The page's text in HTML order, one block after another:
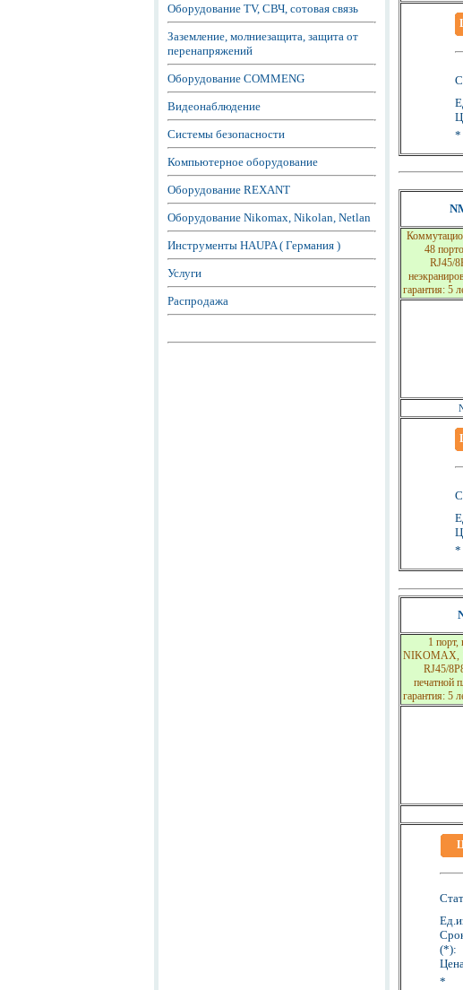
Оборудование TV, СВЧ, сотовая связь
Заземление, молниезащита, защита от
перенапряжений
Оборудование COMMENG
Видеонаблюдение
Системы безопасности
Компьютерное оборудование
Оборудование REXANT
Оборудование Nikomax, Nikolan, Netlan
Инструменты HAUPA ( Германия )
Услуги
Распродажа
*
48
RJ45/
гарантия: 5
*
1 порт,
NIKOMAX,
RJ45/
печатной
гарантия: 5
(*):
*